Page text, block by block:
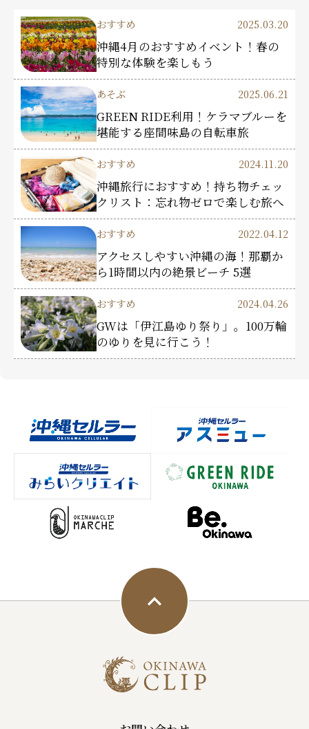
おすすめ 2025.03.20
沖縄4月のおすすめイベント！春の
特別な体験を楽しもう
あそぶ 2025.06.21
GREEN RIDE利用！ケラマブルーを
堪能する座間味島の自転車旅
おすすめ 2024.11.20
沖縄旅行におすすめ！持ち物チェッ
クリスト：忘れ物ゼロで楽しむ旅へ
おすすめ 2022.04.12
アクセスしやすい沖縄の海！那覇か
ら1時間以内の絶景ビーチ 5選
おすすめ 2024.04.26
GWは「伊江島ゆり祭り」。100万輪
のゆりを見に行こう！